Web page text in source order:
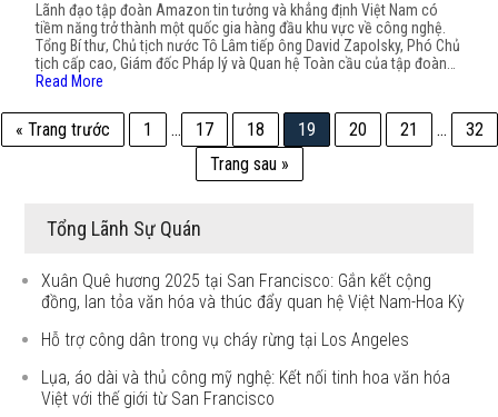
Lãnh đạo tập đoàn Amazon tin tưởng và khẳng định Việt Nam có
tiềm năng trở thành một quốc gia hàng đầu khu vực về công nghệ.
Tổng Bí thư, Chủ tịch nước Tô Lâm tiếp ông David Zapolsky, Phó Chủ
tịch cấp cao, Giám đốc Pháp lý và Quan hệ Toàn cầu của tập đoàn…
Read More
« Trang trước 1 … 17 18 19 20 21 …
32
Trang sau »
Tổng Lãnh Sự Quán
Xuân Quê hương 2025 tại San Francisco: Gắn kết cộng
đồng, lan tỏa văn hóa và thúc đẩy quan hệ Việt Nam-Hoa Kỳ
Hỗ trợ công dân trong vụ cháy rừng tại Los Angeles
Lụa, áo dài và thủ công mỹ nghệ: Kết nối tinh hoa văn hóa
Việt với thế giới từ San Francisco